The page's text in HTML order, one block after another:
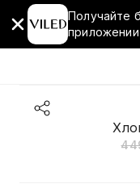
Получайте
приложении